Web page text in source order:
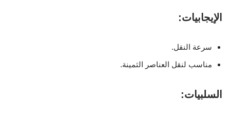
الإيجابيات:
سرعة النقل.
مناسب لنقل العناصر الثمينة.
السلبيات: